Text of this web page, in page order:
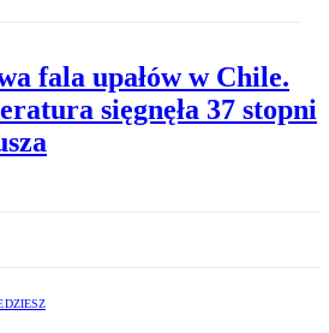
fala upałów w Chile.
sięgnęła 37 stopni